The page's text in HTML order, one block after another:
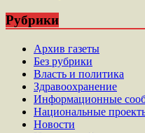
Рубрики
Архив газеты
Без рубрики
Власть и политика
Здравоохранение
Информационные
Национальные
Новости